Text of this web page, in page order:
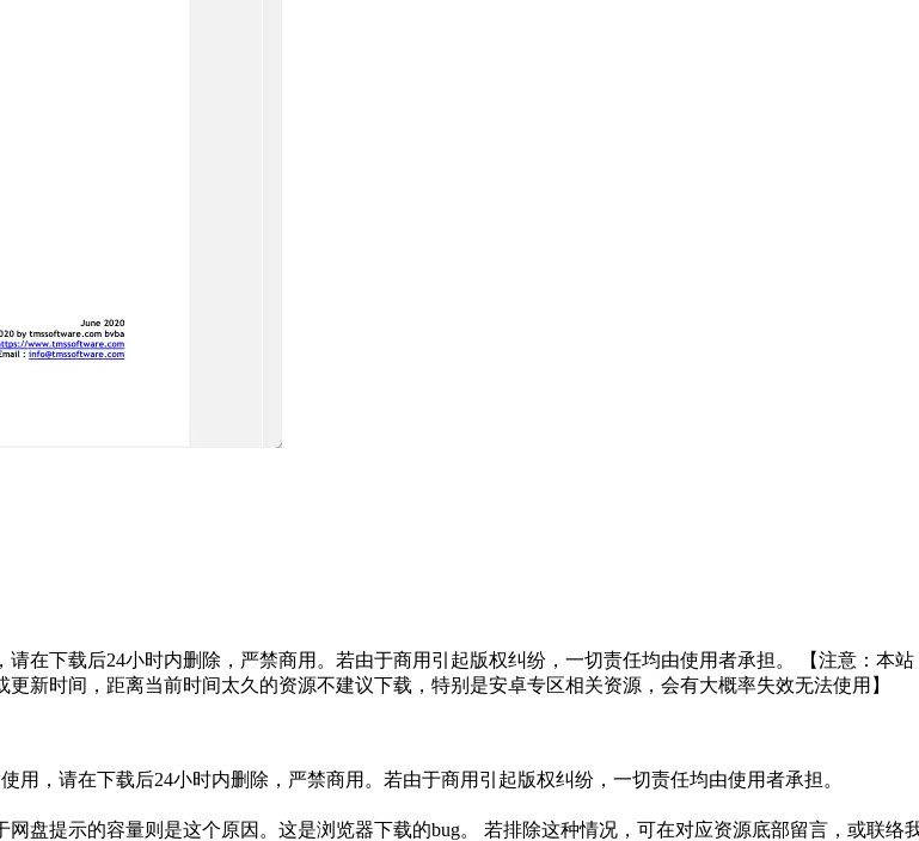
在下载后24小时内删除，严禁商用。若由于商用引起版权纠纷，一切责任均由使用者承担。 【注意：本站
新时间，距离当前时间太久的资源不建议下载，特别是安卓专区相关资源，会有大概率失效无法使用】
，请在下载后24小时内删除，严禁商用。若由于商用引起版权纠纷，一切责任均由使用者承担。
盘提示的容量则是这个原因。这是浏览器下载的bug。 若排除这种情况，可在对应资源底部留言，或联络